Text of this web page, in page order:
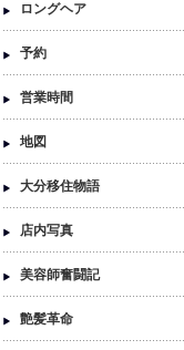
ロングヘア
予約
営業時間
地図
大分移住物語
店内写真
美容師奮闘記
艶髪革命